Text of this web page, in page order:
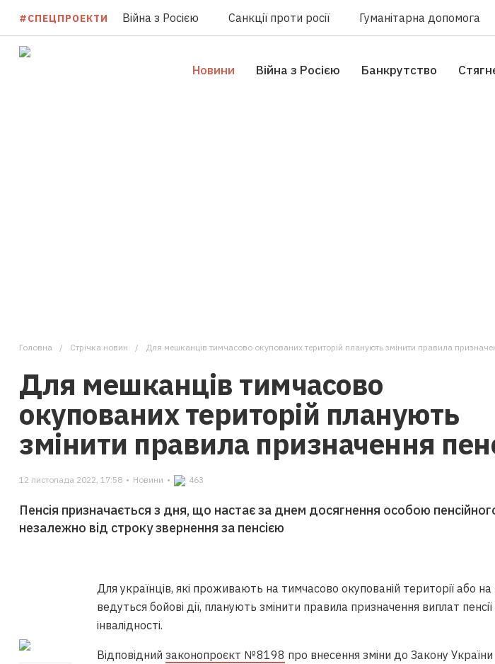
#СПЕЦПРОЕКТИ Війна з Росією Санкції проти росії Гуманітарна допомога
Новини Війна з Росією Банкрутство
Головна Стрічка новин Для мешканців тимчасово окупованих територій планують змінити правила
Для мешканців тимчасово
окупованих територій планують
змінити правила призначення
12 листопада 2022, 17:58 • Новини • 463
Пенсія призначається з дня, що настає за днем досягнення особою
незалежно від строку звернення за пенсією
Для українців, які проживають на тимчасово окупованій території або на
ведуться бойові дії, планують змінити правила призначення виплат
інвалідності.
Відповідний законопроєкт № 8198 про внесення зміни до Закону